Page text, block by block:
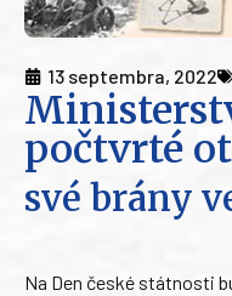
13 septembra, 2022
počtvrté
své brány
Na Den české státnosti